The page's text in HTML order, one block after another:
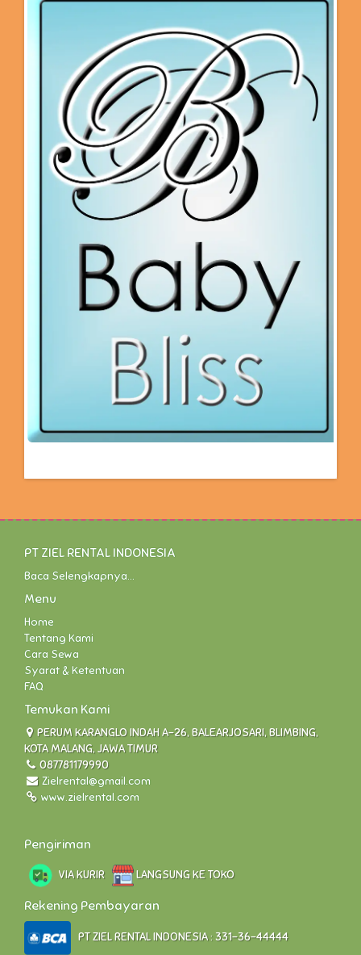
PT ZIEL RENTAL INDONESIA
Baca Selengkapnya...
Menu
Home
Tentang Kami
Cara Sewa
Syarat & Ketentuan
FAQ
Temukan Kami
PERUM KARANGLO INDAH A-26, BALEARJOSARI, BLIMBING,
KOTA MALANG, JAWA TIMUR
087781179990
Zielrental@gmail.com
www.zielrental.com
Pengiriman
VIA KURIR LANGSUNG KE TOKO
Rekening Pembayaran
PT ZIEL RENTAL INDONESIA : 331-36-44444